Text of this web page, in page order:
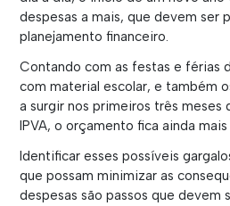
despesas a mais, que devem ser
planejamento financeiro.
Contando com as festas e férias
com material escolar, e também
a surgir nos primeiros três meses
IPVA, o orçamento fica ainda
Identificar esses possíveis
que possam minimizar as
despesas são passos que devem